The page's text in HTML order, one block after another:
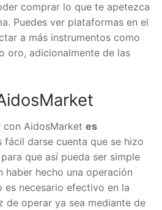
de pago esté listo, ya
comprar lo que te
Puedes ver
a poder detectar a más
con AidosMarketes
fácil darse cuenta que se
para que así pueda ser
sin haber hecho una